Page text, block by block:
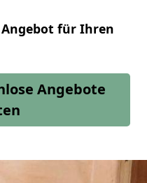
Angebot für Ihren
Angebote